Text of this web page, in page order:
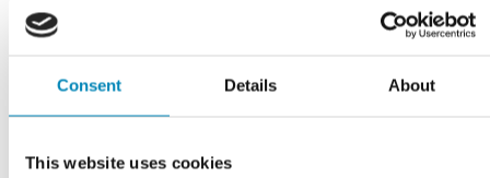
Consent Details About
This website uses cookies
Har du husket?